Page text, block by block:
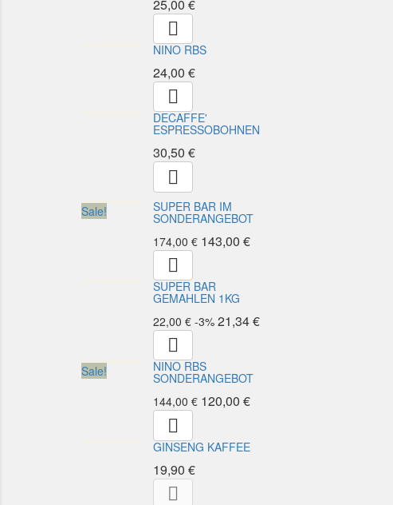
25,00 €

NINO RBS
24,00 €

DECAFFE'
ESPRESSOBOHNEN
30,50 €

Sale! SUPER BAR IM
SONDERANGEBOT
174,00 € 143,00 €

SUPER BAR
GEMAHLEN 1KG
22,00 € -3% 21,34 €

Sale! NINO RBS
SONDERANGEBOT
144,00 € 120,00 €

GINSENG KAFFEE
19,90 €
